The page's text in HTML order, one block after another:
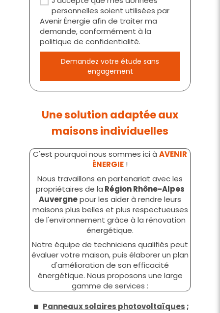
personnelles soient utilisées par
Avenir Énergie afin de traiter ma
demande, conformément à la
politique de confidentialité.
Demandez votre étude sans
engagement
Une solution adaptée aux
maisons individuelles
C'est pourquoi nous sommes ici à AVENIR
ÉNERGIE !
Nous travaillons en partenariat avec les
propriétaires de la Région Rhône-Alpes
Auvergnepour les aider à rendre leurs
maisons plus belles et plus respectueuses
de l'environnement grâce à la rénovation
énergétique.
Notre équipe de techniciens qualifiés peut
évaluer votre maison, puis élaborer un plan
d'amélioration de son efficacité
énergétique. Nous proposons une large
gamme de services :
Panneaux solaires photovoltaïques ;